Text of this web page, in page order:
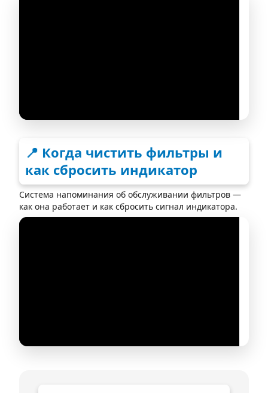
📍 Когда чистить фильтры и
как сбросить индикатор
Система напоминания об обслуживании фильтров —
как она работает и как сбросить сигнал индикатора.